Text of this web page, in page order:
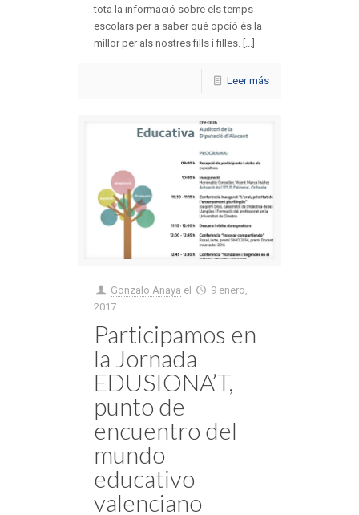
tota la informació sobre els temps
escolars per a saber qué opció és la
millor per als nostres fills i filles. [...]
Leer más
Gonzalo Anaya el
9 enero,
2017
Participamos en
la Jornada
EDUSIONA’T,
punto de
encuentro del
mundo
educativo
valenciano